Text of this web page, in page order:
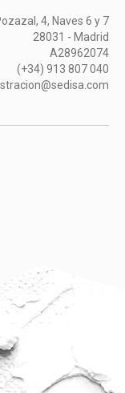
4, Naves 6 y 7
28031 - Madrid
A28962074
(+34) 913 807 040